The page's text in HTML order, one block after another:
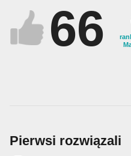
66
Pierwsi rozwiązali